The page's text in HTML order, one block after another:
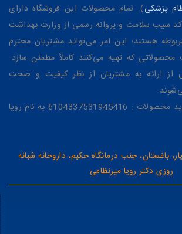
پزشکی). تمام محصولات این فروشگاه دارای
سیب سلامت و پروانه رسمی از وزارت بهداشت
هستند؛ این امر می‌تواند مشتریان محترم
محصولاتی که تهیه می‌کنند کاملاً مطمئن سازد.
از ارائه به مشتریان از نظر کیفیت و صحت
شماره کارت جهت خرید محصولات : 6104337531945416 به نام رویا
باغستان، جنب درمانگاه حکیم، داروخانه شبانه
روزی دکتر رویا میرنظامی